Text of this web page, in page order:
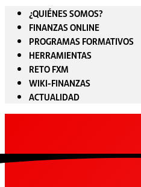
¿QUIÉNES SOMOS?
FINANZAS ONLINE
PROGRAMAS FORMATIVOS
HERRAMIENTAS
RETO FXM
WIKI-FINANZAS
ACTUALIDAD